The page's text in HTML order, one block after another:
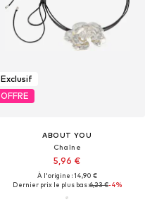
Exclusif
OFFRE
ABOUT YOU
Chaîne
5,96 €
À l'origine : 14,90 €
Dernier prix le plus bas :6,23 €-4%